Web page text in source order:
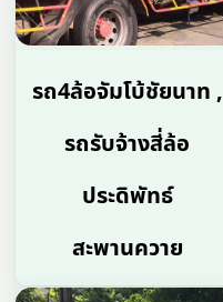
รถ4ล้อจัมโบ้ชัยนาท ,
รถรับจ้างสี่ล้อ
ประดิพัทธ์
สะพานควาย